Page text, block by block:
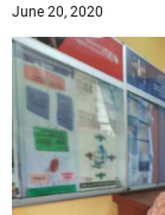
June 20, 2020